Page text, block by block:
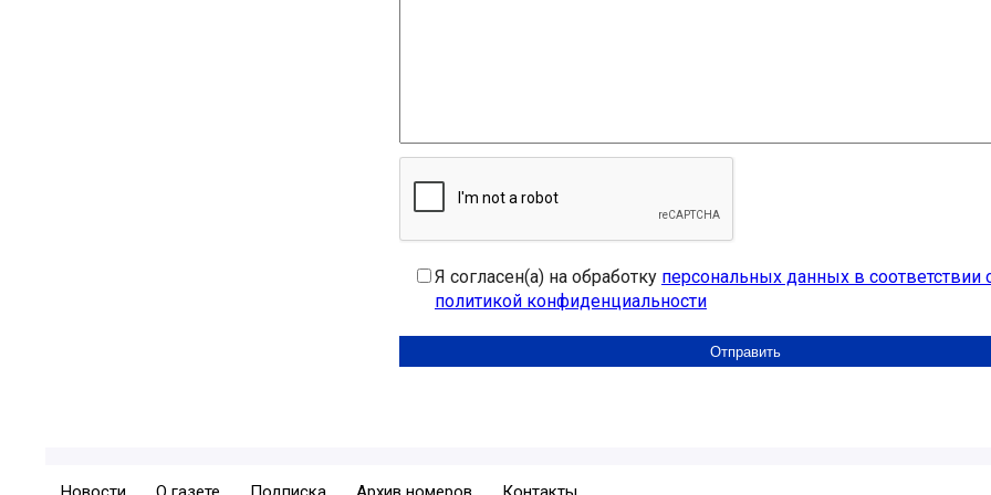
Я согласен(а) на обработку персональных данных в соответствии
политикой конфиденциальности